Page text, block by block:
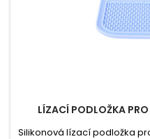
LÍZACÍ PODLOŽKA
Silikonová lízací podložka